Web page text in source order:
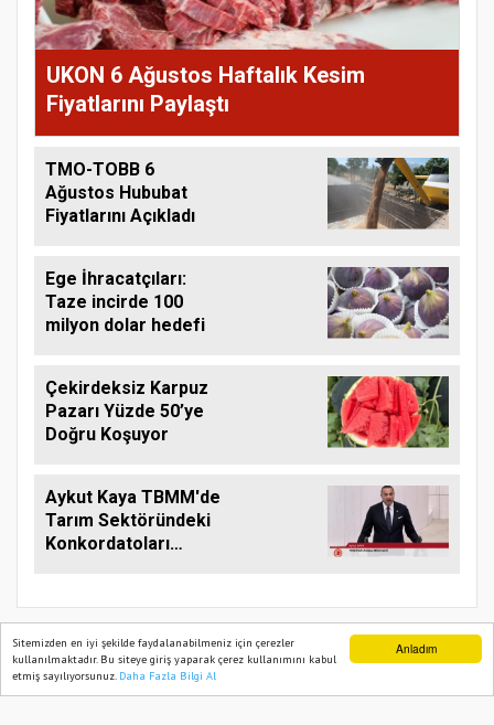
Anladım
Sitemizden en iyi şekilde faydalanabilmeniz için çerezler
kullanılmaktadır. Bu siteye giriş yaparak çerez kullanımını kabul
etmiş sayılıyorsunuz. Daha Fazla Bilgi Al
UKON 6 Ağustos Haftalık Kesim
Fiyatlarını Paylaştı
TMO-TOBB 6
Ağustos Hububat
Fiyatlarını Açıkladı
Ege İhracatçıları:
Taze incirde 100
milyon dolar hedefi
Çekirdeksiz Karpuz
Pazarı Yüzde 50’ye
Doğru Koşuyor
Aykut Kaya TBMM'de
Tarım Sektöründeki
Konkordatoları
TARIM PUSULASI
Ana Sayfa Web TV